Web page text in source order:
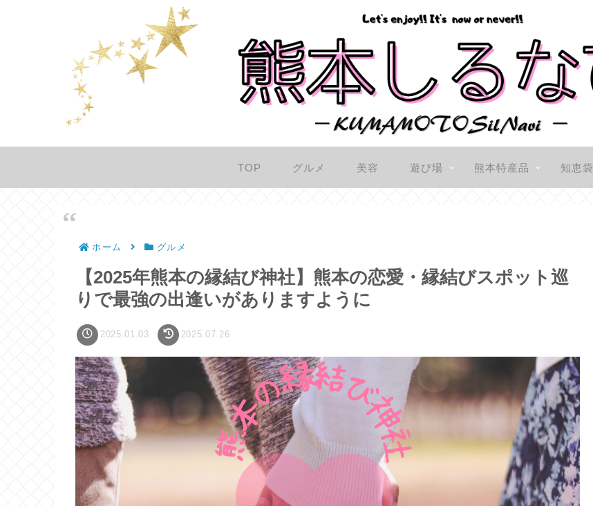
TOP グルメ 美容 遊び場 熊本特産品 知恵袋
ホーム グルメ
【2025年熊本の縁結び神社】熊本の恋愛・縁結びスポット巡
りで最強の出逢いがありますように
2025.01.03 2025.07.26